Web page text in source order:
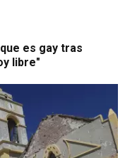
es gay tras
libre"